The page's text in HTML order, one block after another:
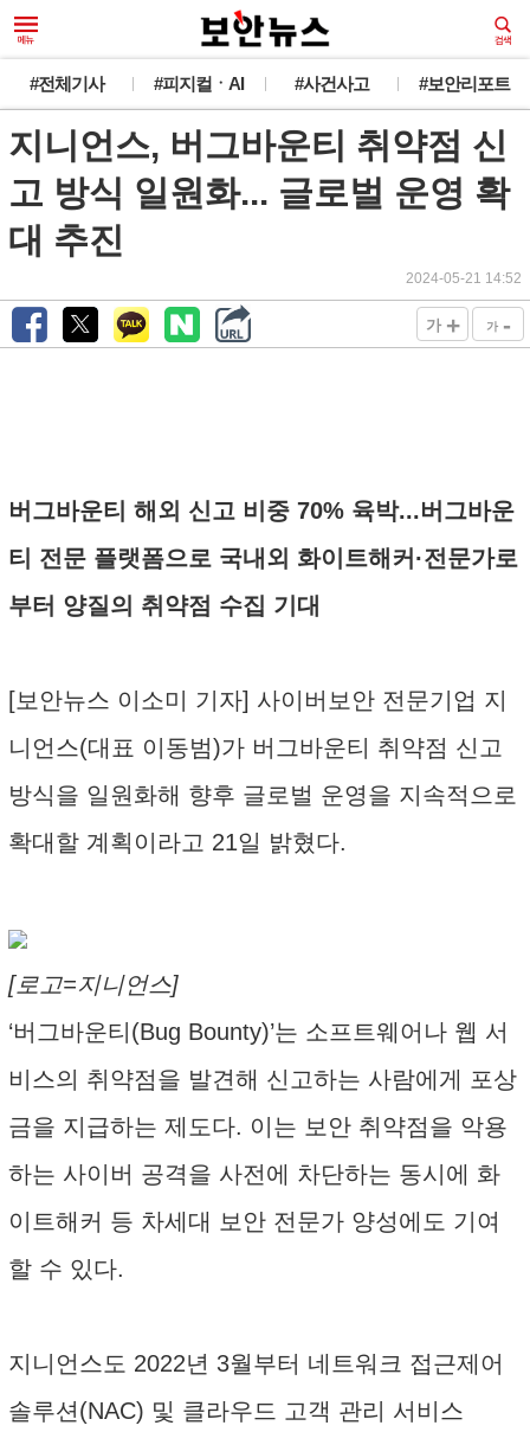
#전체기사 #피지컬ㆍAI #사건사고 #보안리포트
지니언스, 버그바운티 취약점 신
고 방식 일원화... 글로벌 운영 확
대 추진
2024-05-21 14:52
가 + 가 -
버그바운티 해외 신고 비중 70% 육박...버그바운
티 전문 플랫폼으로 국내외 화이트해커·전문가로
부터 양질의 취약점 수집 기대
[보안뉴스 이소미 기자] 사이버보안 전문기업 지
니언스(대표 이동범)가 버그바운티 취약점 신고
방식을 일원화해 향후 글로벌 운영을 지속적으로
확대할 계획이라고 21일 밝혔다.
[로고=지니언스]
‘버그바운티(Bug Bounty)’는 소프트웨어나 웹 서
비스의 취약점을 발견해 신고하는 사람에게 포상
금을 지급하는 제도다. 이는 보안 취약점을 악용
하는 사이버 공격을 사전에 차단하는 동시에 화
이트해커 등 차세대 보안 전문가 양성에도 기여
할 수 있다.
지니언스도 2022년 3월부터 네트워크 접근제어
솔루션(NAC) 및 클라우드 고객 관리 서비스